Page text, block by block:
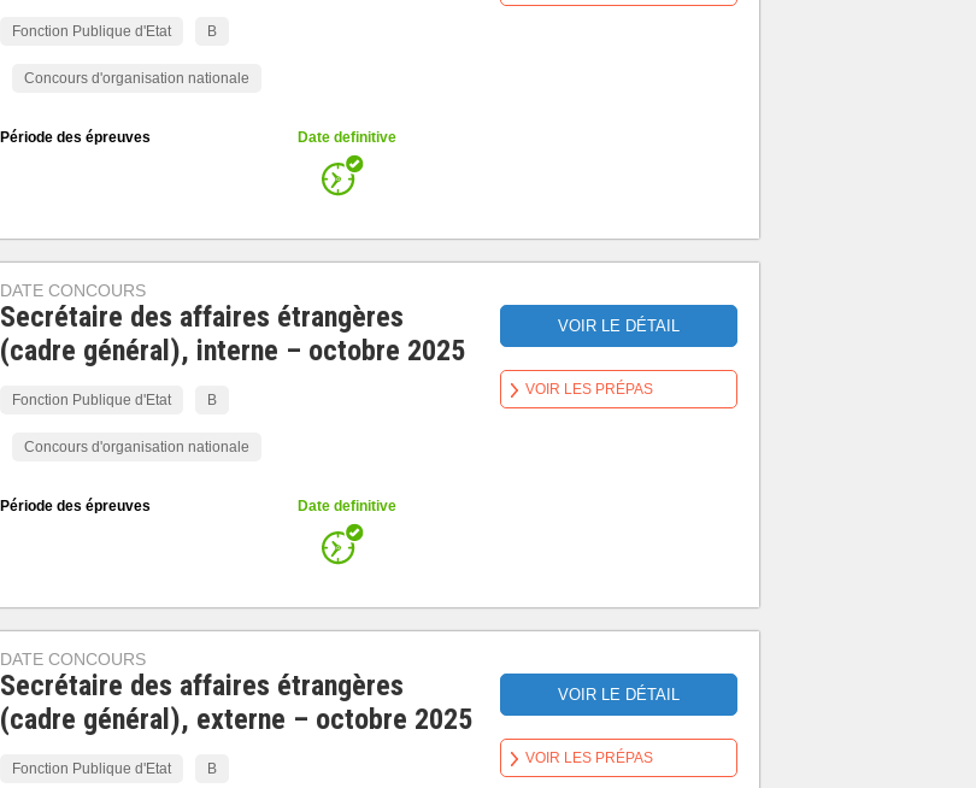
Fonction Publique d'Etat B
Concours d'organisation nationale
Période des épreuves Date definitive
DATE CONCOURS
Secrétaire des affaires étrangères
(cadre général), interne – octobre 2025
Fonction Publique d'Etat B
Concours d'organisation nationale
Période des épreuves Date definitive
VOIR LE DÉTAIL
VOIR LES PRÉPAS
DATE CONCOURS
Secrétaire des affaires étrangères
(cadre général), externe – octobre 2025
Fonction Publique d'Etat B
VOIR LE DÉTAIL
VOIR LES PRÉPAS